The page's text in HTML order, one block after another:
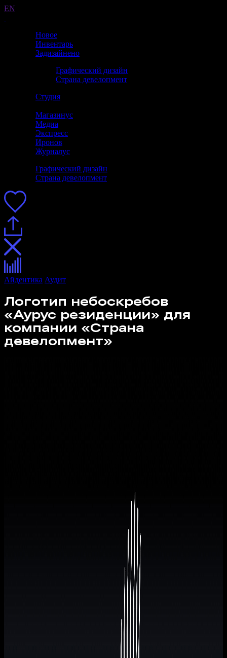
EN
Новое
Инвентарь
Задизайнено
Графический дизайн
Страна девелопмент
Студия
Магазинус
Медиа
Экспресс
Иронов
Журналус
Графический дизайн
Страна девелопмент
Айдентика Аудит
Логотип небоскребов
«Аурус резиденции» для
компании «Страна
девелопмент»